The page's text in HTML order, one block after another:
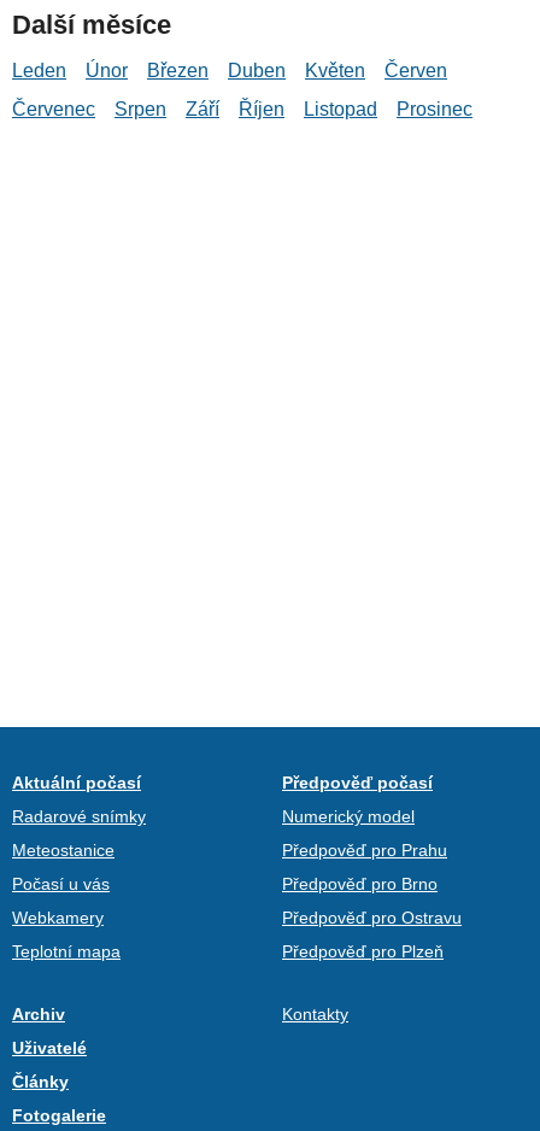
Další měsíce
Leden Únor Březen Duben Květen
Červen
Červenec
Srpen Září Říjen Listopad Prosinec
Aktuální počasí
Radarové snímky
Meteostanice
Počasí u vás
Webkamery
Teplotní mapa
Předpověď počasí
Numerický model
Předpověď pro Prahu
Předpověď pro Brno
Předpověď pro Ostravu
Předpověď pro Plzeň
Archiv
Uživatelé
Články
Fotogalerie
Kontakty